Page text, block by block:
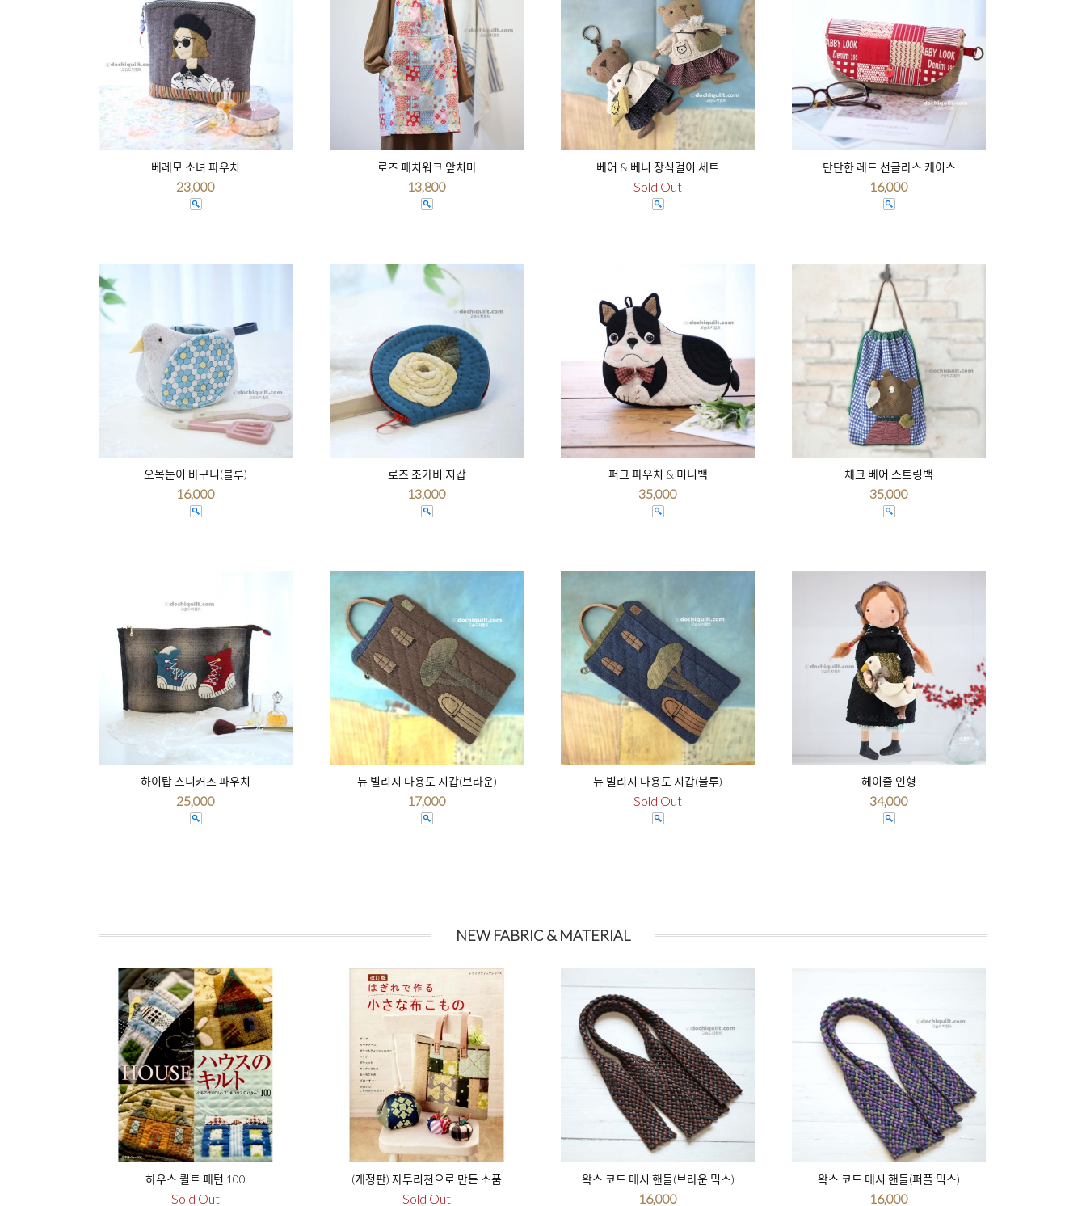
베레모 소녀 파우치
23,000
로즈 패치워크 앞치마
13,800
베어 & 베니 장식걸이 세트
Sold Out
단단한 레드 선글라스 케이스
16,000
오목눈이 바구니(블루)
16,000
로즈 조가비 지갑
13,000
퍼그 파우치 & 미니백
35,000
체크 베어 스트링백
35,000
하이탑 스니커즈 파우치
25,000
뉴 빌리지 다용도 지갑(브라운)
17,000
뉴 빌리지 다용도 지갑(블루)
Sold Out
헤이즐 인형
34,000
NEW FABRIC & MATERIAL
하우스 퀼트 패턴 100
Sold Out
(개정판) 자투리천으로 만든 소품
Sold Out
왁스 코드 매시 핸들(브라운 믹스)
16,000
왁스 코드 매시 핸들(퍼플 믹스)
16,000